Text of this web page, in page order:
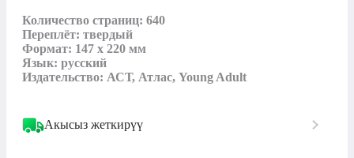
Количество страниц: 640
Переплёт: твердый
Формат: 147 х 220 мм
Язык: русский
Издательство: АСТ, Атлас, Young Adult
Акысыз жеткирүү